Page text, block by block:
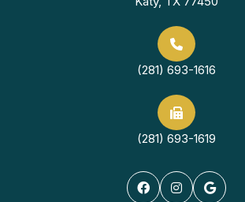
(281) 693-1616
(281) 693-1619